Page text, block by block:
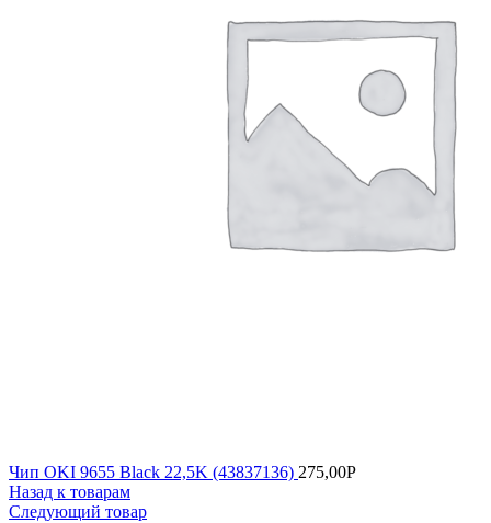
Чип OKI 9655 Black 22,5K (43837136) 275,00Р
Назад к товарам
Следующий товар